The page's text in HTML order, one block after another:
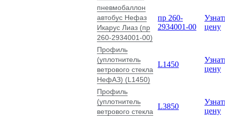
пневмобаллон
автобус Нефаз
Икарус Лиаз (пр
260-2934001-00)
пр 260-
2934001-00
цену
Профиль
(уплотнитель
ветрового стекла
НефАЗ) (L1450)
L1450
цену
Профиль
(уплотнитель
ветрового стекла
L3850
цену